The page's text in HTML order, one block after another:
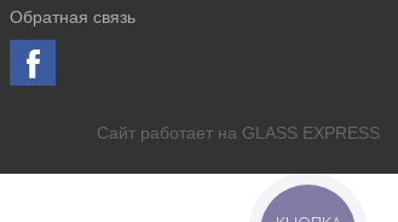
Обратная связь
Сайт работает на GLASS EXPRESS